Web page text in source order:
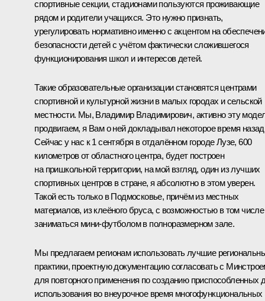
спортивные секции, стадионами пользуются проживающие
рядом и родители учащихся. Это нужно признать,
урегулировать нормативно именно с акцентом на
безопасности детей с учётом фактически сложившегося
функционирования школ и интересов детей.
Такие образовательные организации становятся центрами
спортивной и культурной жизни в малых городах и сельской
местности. Мы, Владимир Владимирович, активно эту
продвигаем, я Вам о ней докладывал некоторое время
Сейчас у нас к 1 сентября в отдалённом городе Лузе, 600
километров от областного центра, будет построен
на пришкольной территории, на мой взгляд, один из лучших
спортивных центров в стране, я абсолютно в этом уверен.
Такой есть только в Подмосковье, причём из местных
материалов, из клеёного бруса, с возможностью в том числе
заниматься мини-футболом в полноразмерном зале.
Мы предлагаем регионам использовать лучшие
практики, проектную документацию согласовать с
для повторного применения по созданию приспособленных
использования во внеурочное время многофункциональных